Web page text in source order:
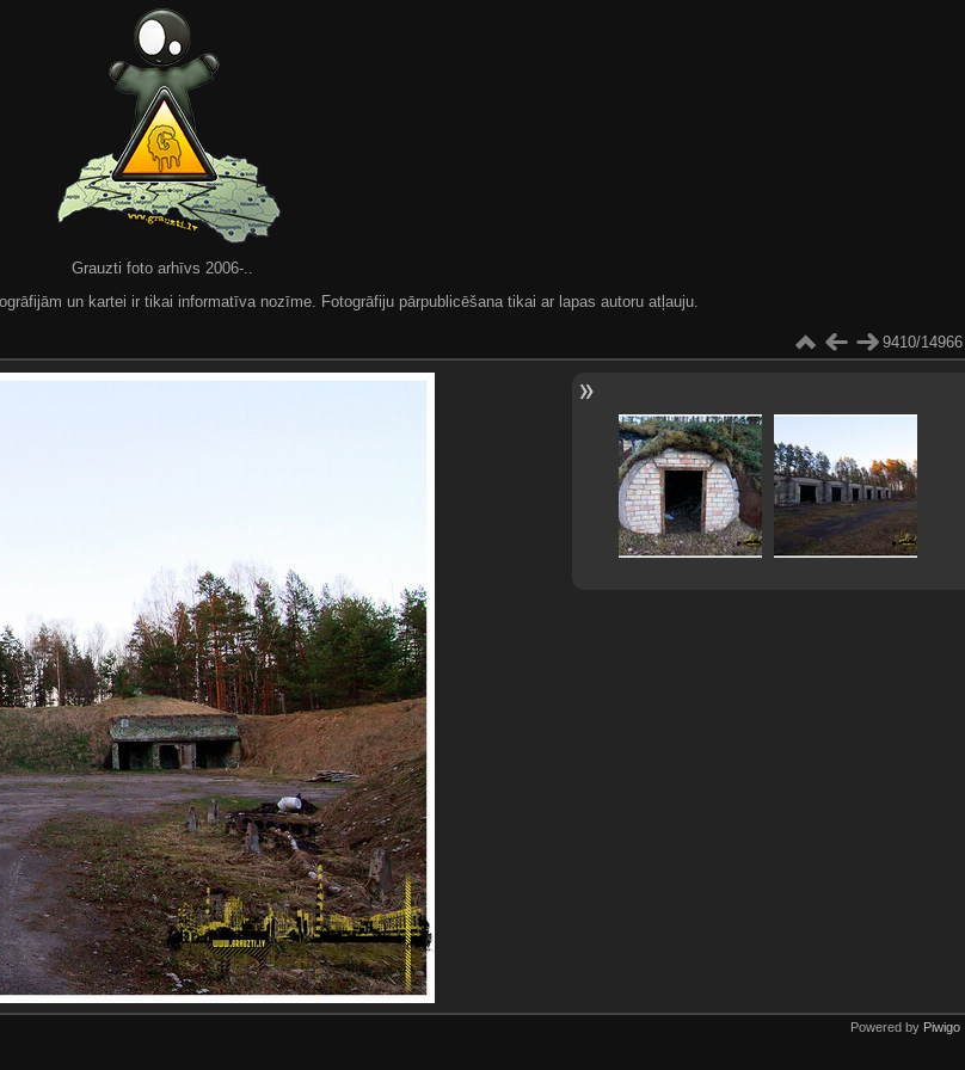
Grauzti foto arhīvs 2006-..
un kartei ir tikai informatīva nozīme. Fotogrāfiju pārpublicēšana tikai ar lapas autoru atļauju.
9410/14966
Powered by Piwigo